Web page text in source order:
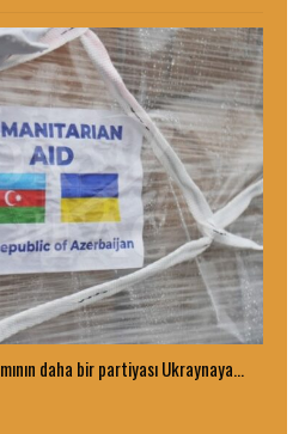
daha bir partiyası Ukraynaya…